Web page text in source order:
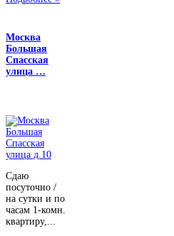
Москва
Большая
Спасская
улица …
Сдаю
посуточно /
на сутки и по
часам 1-комн.
квартиру,...